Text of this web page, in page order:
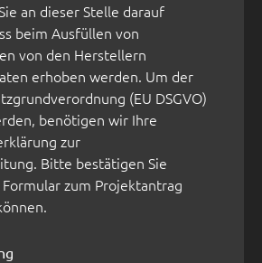
an dieser Stelle darauf
beim Ausfüllen von
von den Herstellern
erhoben werden. Um der
(EU DSGVO)
benötigen wir Ihre
zur
Bitte bestätigen Sie
zum Projektantrag